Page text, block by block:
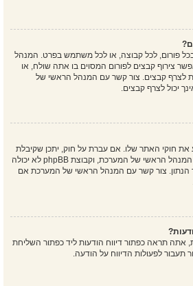
פורום, לכל קבוצה, או לכל משתמש בפרט. המנהל
צירוף קבצים לפורום המסוים בו אתה שולח, או
לצרף קבצים. צור קשר עם המנהל הראשי של
יכול לצרף קבצים.
חוקי האתר שלו. אם עברת על חוק, יתכן שקיבלת
אזהרה. שים לב כי זוהי החלטת המנהל הראשי של המערכת, וקבוצת phpBB לא יכולה
צור קשר עם המנהל הראשי של המערכת אם
תראה כפתור דיווח הודעות ליד כפתור השליחת
תעבור לפעולות הדיווח על הודעה.